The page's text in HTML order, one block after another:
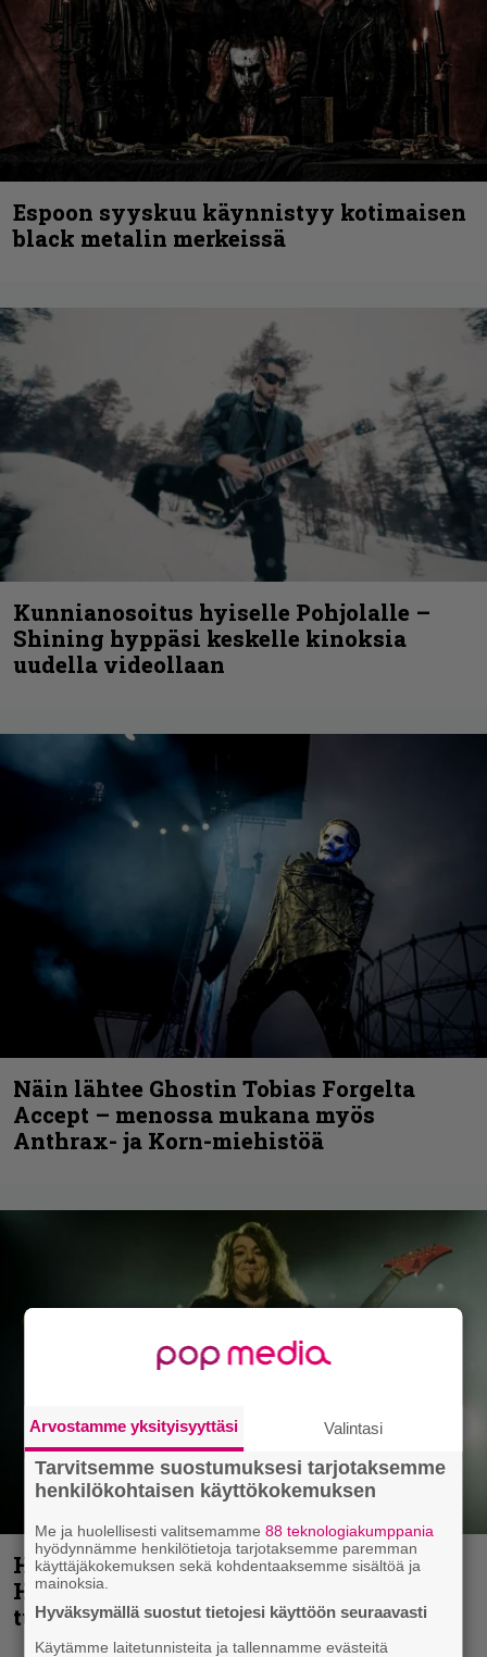
Espoon syyskuu käynnistyy kotimaisen
black metalin merkeissä
Kunnianosoitus hyiselle Pohjolalle –
Shining hyppäsi keskelle kinoksia
uudella videollaan
Näin lähtee Ghostin Tobias Forgelta
Accept – menossa mukana myös
Anthrax- ja Korn-miehistöä
Helloween- ja Gamma Ray -mies Kai
Hansen julkaisi uuden maistiaisen
tulevalta soololevyltä
Arvostamme yksityisyyttäsi Valintasi
Tarvitsemme suostumuksesi tarjotaksemme
henkilökohtaisen käyttökokemuksen
Me ja huolellisesti valitsemamme88 teknologiakumppania
hyödynnämme henkilötietoja tarjotaksemme paremman
käyttäjäkokemuksen sekä kohdentaaksemme sisältöä ja
mainoksia.
Hyväksymällä suostut tietojesi käyttöön seuraavasti
Käytämme laitetunnisteita ja tallennamme evästeitä